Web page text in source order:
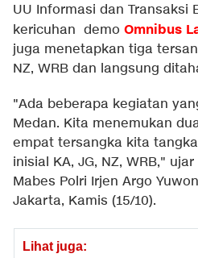
UU Informasi dan Transaksi
kericuhan demo Omnibus
juga menetapkan tiga
NZ, WRB dan langsung
"Ada beberapa kegiatan
Medan. Kita menemukan
empat tersangka kita
inisial KA, JG, NZ, WRB,"
Mabes Polri Irjen Argo
Jakarta, Kamis (15/10).
Lihat juga: